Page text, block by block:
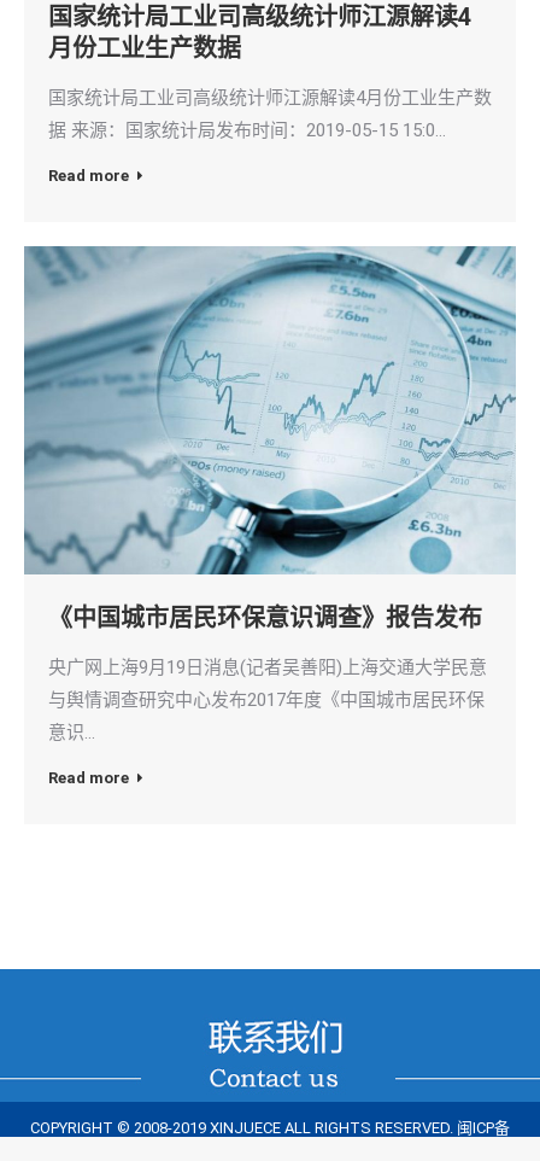
国家统计局工业司高级统计师江源解读4
月份工业生产数据
国家统计局工业司高级统计师江源解读4月份工业生产数
据 来源：国家统计局发布时间：2019-05-15 15:0…
Read more
《中国城市居民环保意识调查》报告发布
央广网上海9月19日消息(记者吴善阳)上海交通大学民意
与舆情调查研究中心发布2017年度《中国城市居民环保
意识…
Read more
COPYRIGHT © 2008-2019 XINJUECE ALL RIGHTS RESERVED. 闽ICP备